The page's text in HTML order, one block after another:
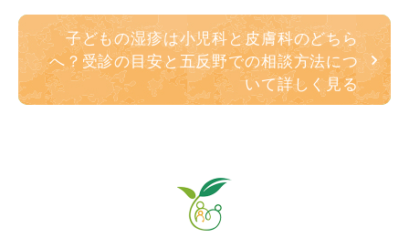
子どもの湿疹は小児科と皮膚科のどちら
へ？受診の目安と五反野での相談方法につ
いて詳しく見る